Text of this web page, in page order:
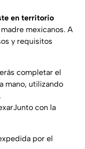
en territorio
mexicanos. A
y requisitos
completar el
mano, utilizando
con la
por el